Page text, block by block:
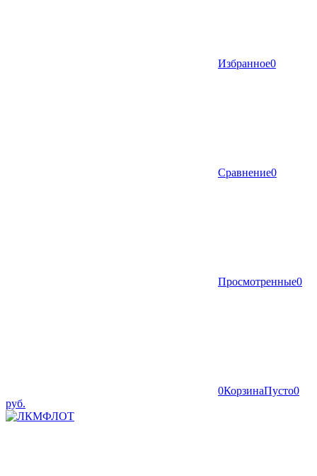
Избранное0
Сравнение0
Просмотренные0
0КорзинаПусто0
руб.